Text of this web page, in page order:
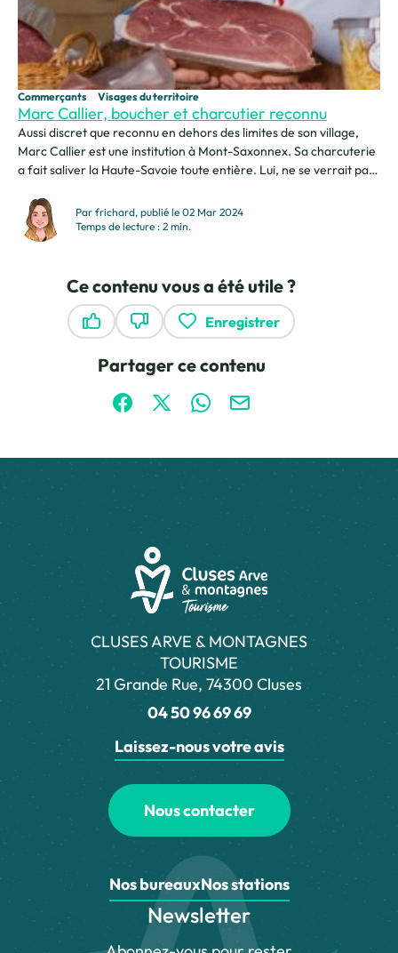
Marc Callier, boucher et charcutier reconnu
Commerçants Visages du territoire
Aussi discret que reconnu en dehors des limites de son village,
Marc Callier est une institution à Mont-Saxonnex. Sa charcuterie
a fait saliver la Haute-Savoie toute entière. Lui, ne se verrait pas
cru, haute en couleurs, qui nous partage avec passion son métier.
Une...
Par frichard, publié le 02 Mar 2024
Temps de lecture : 2 min.
Ce contenu vous a été utile ?
Enregistrer
Partager ce contenu
Partager sur Facebook (nouvelle fenêtre)
Partager sur X / Twitter (nouvelle
Partager sur WhatsApp
Partager par mail
CLUSES ARVE & MONTAGNES
TOURISME
21 Grande Rue, 74300 Cluses
04 50 96 69 69
Laissez-nous votre avis
Nous contacter
Nos bureauxNos stations
Newsletter